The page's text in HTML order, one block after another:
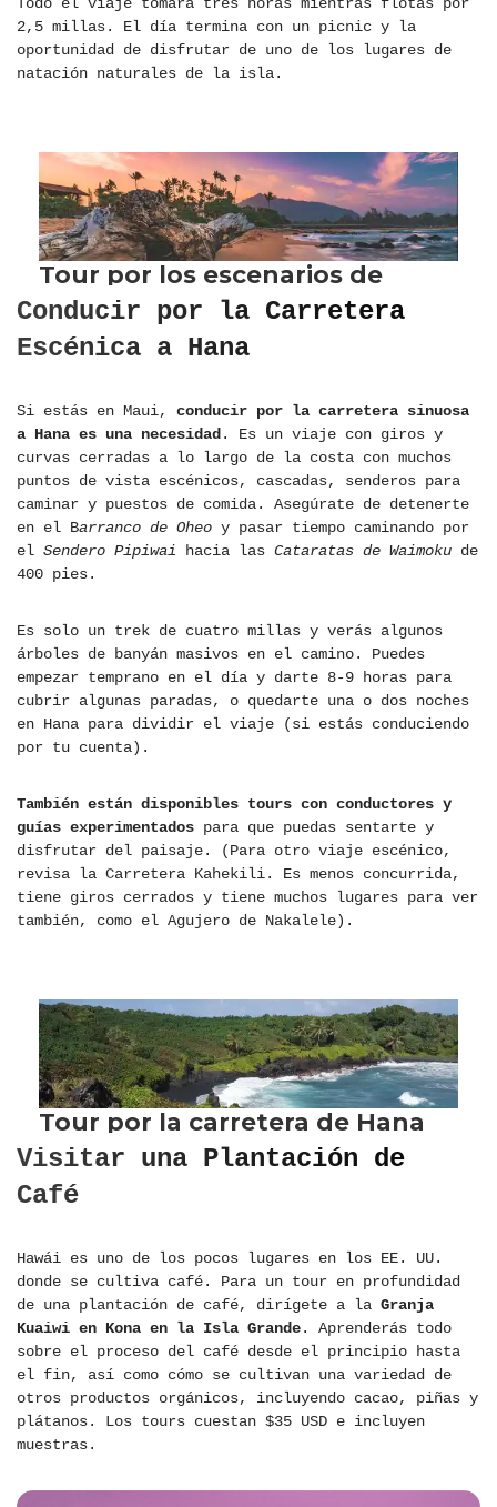
2,5 millas. El día termina con un picnic y la
oportunidad de disfrutar de uno de los lugares de
natación naturales de la isla.
Conducir por la Carretera
Escénica a Hana
Si estás en Maui, conducir por la carretera sinuosa
a Hana es una necesidad . Es un viaje con giros y
curvas cerradas a lo largo de la costa con muchos
puntos de vista escénicos, cascadas, senderos para
caminar y puestos de comida. Asegúrate de detenerte
en el Barranco de Oheo y pasar tiempo caminando por
el Sendero Pipiwai hacia las Cataratas de Waimoku de
400 pies.
Es solo un trek de cuatro millas y verás algunos
árboles de banyán masivos en el camino. Puedes
empezar temprano en el día y darte 8-9 horas para
cubrir algunas paradas, o quedarte una o dos noches
en Hana para dividir el viaje (si estás conduciendo
por tu cuenta).
También están disponibles tours con conductores y
guías experimentados para que puedas sentarte y
disfrutar del paisaje. (Para otro viaje escénico,
revisa la Carretera Kahekili. Es menos concurrida,
tiene giros cerrados y tiene muchos lugares para ver
también, como el Agujero de Nakalele).
Visitar una Plantación de
Café
Hawái es uno de los pocos lugares en los EE. UU.
donde se cultiva café. Para un tour en profundidad
de una plantación de café, dirígete a la Granja
Kuaiwi en Kona en la Isla Grande. Aprenderás todo
sobre el proceso del café desde el principio hasta
el fin, así como cómo se cultivan una variedad de
otros productos orgánicos, incluyendo cacao, piñas y
plátanos. Los tours cuestan $35 USD e incluyen
muestras.